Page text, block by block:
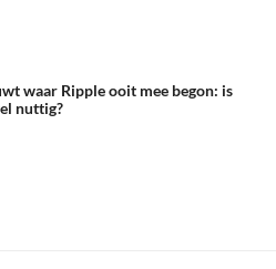
waar Ripple ooit mee begon: is
nuttig?